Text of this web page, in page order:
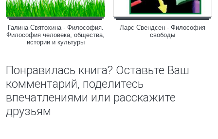
Галина Святохина - Философия.
Философия человека, общества,
истории и культуры
Ларс Свендсен - Философия
свободы
Понравилась книга? Оставьте Ваш
комментарий, поделитесь
впечатлениями или расскажите
друзьям